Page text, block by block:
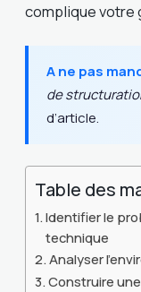
complique votre
A ne pas
de
d’article.
Table des
Identifier le
technique
Analyser
Construire